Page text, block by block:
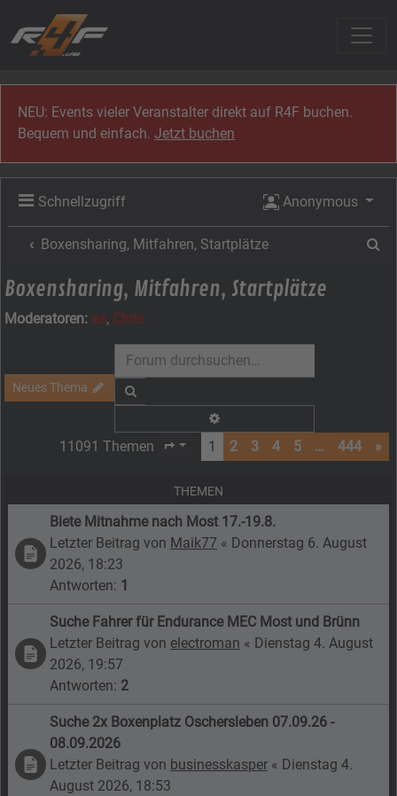
NEU: Events vieler Veranstalter direkt auf R4F buchen.
Bequem und einfach.Jetzt buchen
Schnellzugriff Anonymous
Boxensharing, Mitfahren, Startplätze
Boxensharing, Mitfahren, Startplätze
Moderatoren: as, Chris
Neues Thema
11091 Themen Seite von444
1 2 3 4 5 … 444 »
THEMEN
Biete Mitnahme nach Most 17.-19.8.
Letzter Beitrag von Maik77 « Donnerstag 6. August
2026, 18:23
Antworten: 1
Suche Fahrer für Endurance MEC Most und Brünn
Letzter Beitrag von electroman « Dienstag 4. August
2026, 19:57
Antworten: 2
Suche 2x Boxenplatz Oschersleben 07.09.26 -
08.09.2026
Letzter Beitrag von businesskasper « Dienstag 4.
August 2026, 18:53